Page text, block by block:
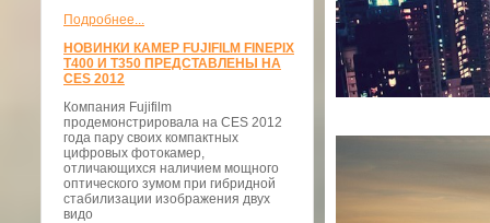
Подробнее...
НОВИНКИ КАМЕР FUJIFILM FINEPIX
T400 И T350 ПРЕДСТАВЛЕНЫ НА
CES 2012
Компания Fujifilm
продемонстрировала на CES 2012
года пару своих компактных
цифровых фотокамер,
отличающихся наличием мощного
оптического зумом при гибридной
стабилизации изображения двух
видо